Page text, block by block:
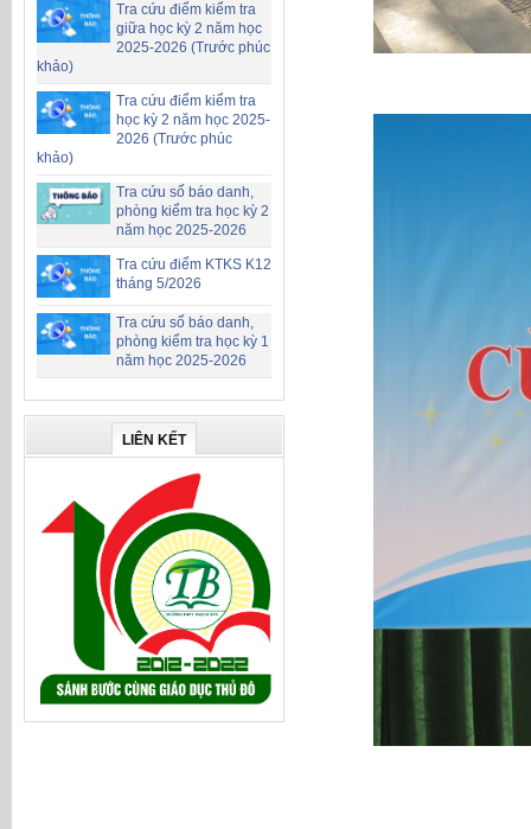
Tra cứu điểm kiểm tra
giữa học kỳ 2 năm học
2025-2026 (Trước phúc
khảo)
Tra cứu điểm kiểm tra
học kỳ 2 năm học 2025-
2026 (Trước phúc
khảo)
Tra cứu số báo danh,
phòng kiểm tra học kỳ 2
năm học 2025-2026
Tra cứu điểm KTKS K12
tháng 5/2026
Tra cứu số báo danh,
phòng kiểm tra học kỳ 1
năm học 2025-2026
LIÊN KẾT